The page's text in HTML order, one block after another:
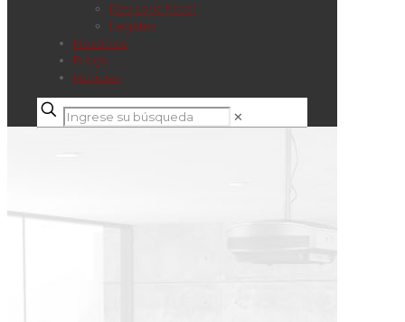
Revisoría fiscal
Legales
Nosotros
Blogs
Noticias
✕